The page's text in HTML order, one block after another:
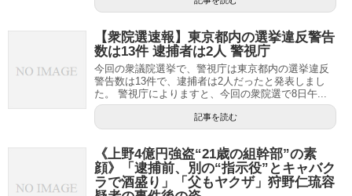
【衆院選速報】東京都内の選挙違反警告
数は13件 逮捕者は2人 警視庁
今回の衆議院選挙で、警視庁は東京都内の選挙違反
警告数は13件で、逮捕者は2人だったと発表しまし
た。 警視庁によりますと、今回の衆院選で8日午...
記事を読む
《上野4億円強盗“21歳の組幹部”の素
顔》「逮捕前、別の“指示役”とキャバク
ラで酒盛り」「父もヤクザ」狩野仁琉容